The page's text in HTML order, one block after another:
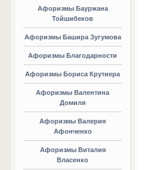
Афоризмы Бауржана
Тойшибеков
Афоризмы Башира Зугумова
Афоризмы Благодарности
Афоризмы Бориса Крутиера
Афоризмы Валентина
Домиля
Афоризмы Валерия
Афонченко
Афоризмы Виталия
Власенко